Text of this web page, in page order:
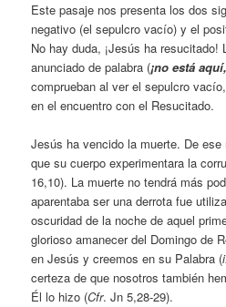
Este pasaje nos presenta los dos
negativo (el sepulcro vacío) y el
No hay duda, ¡Jesús ha resucitado!
anunciado de palabra (¡no está
comprueban al ver el sepulcro
en el encuentro con el Resucitado.
Jesús ha vencido la muerte. De
que su cuerpo experimentara la
16,10). La muerte no tendrá más
aparentaba ser una derrota fue
oscuridad de la noche de aquel
glorioso amanecer del Domingo de
en Jesús y creemos en su Palabra (
certeza de que nosotros también
Él lo hizo (Cfr. Jn 5,28-29).